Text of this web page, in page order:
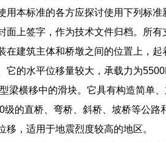
本标准的各方应探讨使用下列标
上签字，作为技术文件归档。所
建筑主体和桥墩之间的位置上，
的水平位移量较大，承载力为
梁横移中的滑块。它具有构造简单
的直桥、弯桥、斜桥、坡桥等公路
，适用于地震烈度较高的地区。